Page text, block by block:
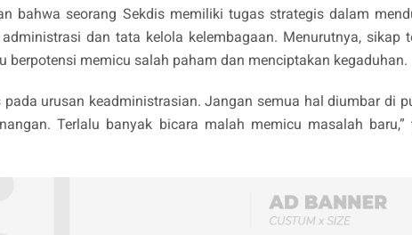
bahwa seorang Sekdis memiliki tugas strategis dalam
dan tata kelola kelembagaan. Menurutnya, sikap
berpotensi memicu salah paham dan menciptakan kegaduhan.
urusan keadministrasian. Jangan semua hal diumbar di
Terlalu banyak bicara malah memicu masalah baru,”